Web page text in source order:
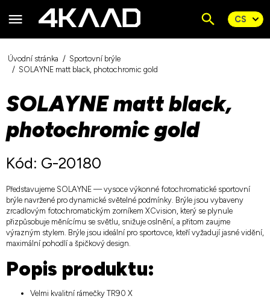
Úvodní stránka
Sportovní brýle
SOLAYNE matt black, photochromic gold
SOLAYNE matt black,
photochromic gold
Kód: G-20180
Představujeme SOLAYNE — vysoce výkonné fotochromatické sportovní
brýle navržené pro dynamické světelné podmínky. Brýle jsou vybaveny
zrcadlovým fotochromatickým zorníkem XCvision, který se plynule
přizpůsobuje měnícímu se světlu, snižuje oslnění, a přitom zaujme
výrazným stylem. Brýle jsou ideální pro sportovce, kteří vyžadují jasné vidění,
maximální pohodlí a špičkový design.
Popis produktu:
Velmi kvalitní rámečky TR90 X